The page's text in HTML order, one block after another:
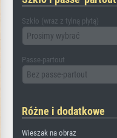
Szkło (wraz z tylną płytą)
Prosimy wybrać
Passe-partout
Bez passe-partout
Różne i dodatkowe
Wieszak na obraz